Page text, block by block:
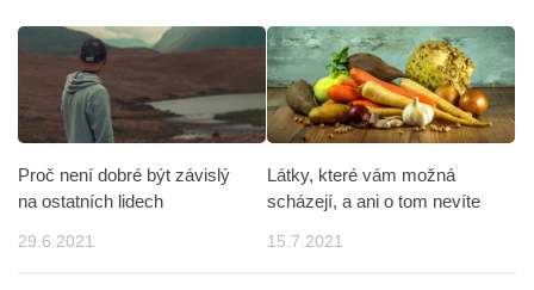
Proč není dobré být závislý
na ostatních lidech
29.6.2021
Látky, které vám možná
scházejí, a ani o tom nevíte
15.7.2021